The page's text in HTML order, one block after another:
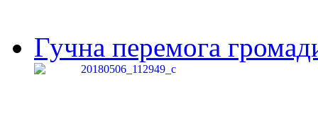
Гучна перемога